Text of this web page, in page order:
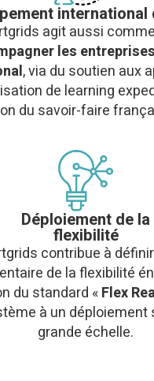
international
agit aussi
les
, via du soutien aux
de learning
du savoir-faire
Déploiement de la
flexibilité
contribue à
de la flexibilité
du standard «Flex
à un déploiement
grande échelle.